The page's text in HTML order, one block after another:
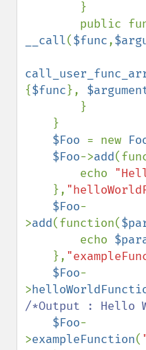
__call($func,
{$func},
$Foo = new
$Foo->add
        echo
    },
$Foo-
>add(function(
        echo
    },
$Foo-
>
/*Output : Hello
$Foo-
>exampleFunction(